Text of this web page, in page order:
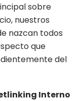
sobre
nuestros
nazcan todos
que
del
Interno